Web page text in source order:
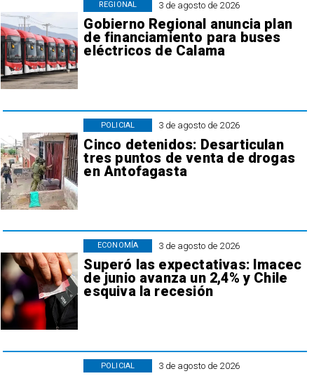
3 de agosto de 2026
Gobierno Regional anuncia plan
de financiamiento para buses
eléctricos de Calama
REGIONAL
3 de agosto de 2026
Cinco detenidos: Desarticulan
tres puntos de venta de drogas
en Antofagasta
POLICIAL
3 de agosto de 2026
Superó las expectativas: Imacec
de junio avanza un 2,4% y Chile
esquiva la recesión
ECONOMÍA
3 de agosto de 2026
POLICIAL